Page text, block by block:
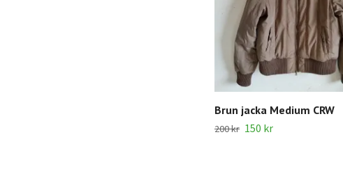
Brun jacka Medium CRW
200 kr 150 kr